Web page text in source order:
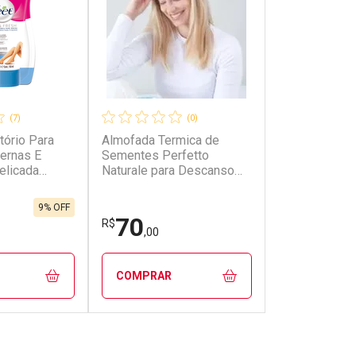
(7)
Para
E
9% OFF
(0)
Almofada Termica de
Sementes Perfetto
Naturale para Descanso
R$70,00
COMPRAR